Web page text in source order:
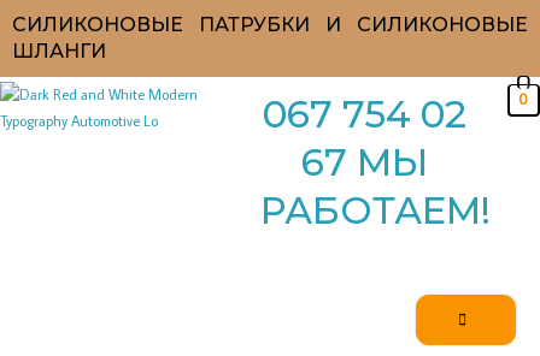
СИЛИКОНОВЫЕ ПАТРУБКИ И СИЛИКОНОВЫЕ
ШЛАНГИ
067 754 02
67 МЫ
РАБОТАЕМ!
0